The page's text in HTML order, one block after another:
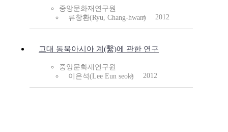
중앙문화재연구원
류창환(Ryu, Chang-hwan)
2012
고대 동북아시아 계(繫)에 관한 연구
중앙문화재연구원
이은석(Lee Eun seok)
2012